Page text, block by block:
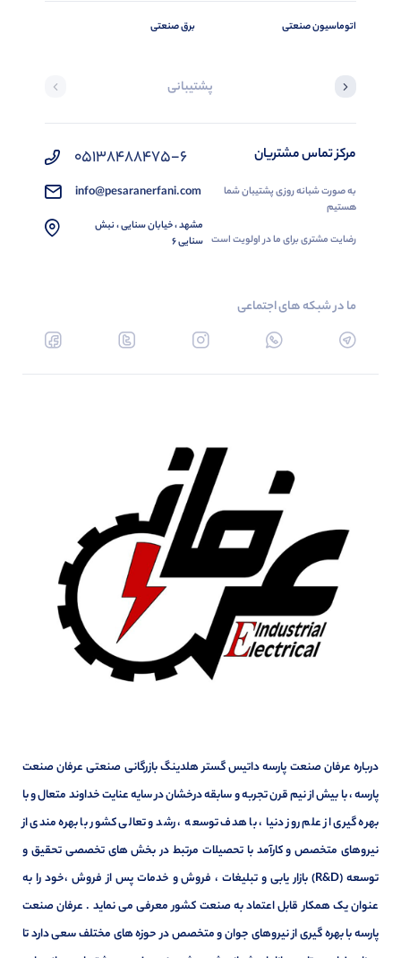
اتوماسیون صنعتی برق صنعتی
پشتیبانی
مرکز تماس مشتریان
به صورت شبانه روزی پشتیبان شما
هستیم
رضایت مشتری برای ما در اولویت است
05138488475-6
info@pesaranerfani.com
مشهد ، خیابان سنایی ، نبش
سنایی 6
ما در شبکه های اجتماعی
درباره عرفان صنعت پارسه داتیس گستر هلدینگ بازرگانی صنعتی عرفان صنعت
پارسه ، با بیش از نیم قرن تجربه و سابقه درخشان در سایه عنایت خداوند متعال و با
بهره گیری از علم روز دنیا ، با هدف توسعه ، رشد و تعالی کشور با بهره مندی از
نیروهای متخصص و کارآمد با تحصیلات مرتبط در بخش های تخصصی تحقیق و
توسعه (R&D) بازار یابی و تبلیغات ، فروش و خدمات پس از فروش ،خود را به
عنوان یک همکار قابل اعتماد به صنعت کشور معرفی می نماید . عرفان صنعت
پارسه با بهره گیری از نیروهای جوان و متخصص در حوزه های مختلف سعی دارد تا